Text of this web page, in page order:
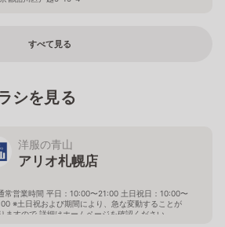
すべて見る
シを見る
洋服の青山
アリオ札幌店
常営業時間 平日：10:00〜21:00 土日祝日：10:00〜
※土日祝および期間により、急な変動することが
ますので 詳細はホームページを確認ください